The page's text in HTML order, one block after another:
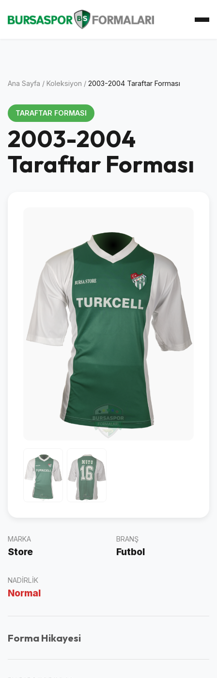
Koleksiyon
Ana Sayfa / Koleksiyon / 2003-2004 Taraftar Forması
TARAFTAR FORMASI
2003-2004
Taraftar Forması
MARKA
Store
BRANŞ
Futbol
NADIRLIK
Normal
Forma Hikayesi